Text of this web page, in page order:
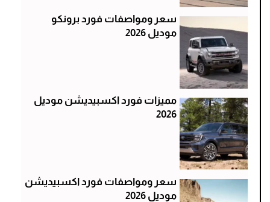
سعر ومواصفات فورد برونكو
موديل 2026
مميزات فورد اكسبيديشن موديل
2026
سعر ومواصفات فورد اكسبيديشن
موديل 2026